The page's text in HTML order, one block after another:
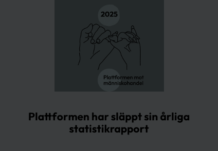
Plattformen har släppt sin årliga
statistikrapport